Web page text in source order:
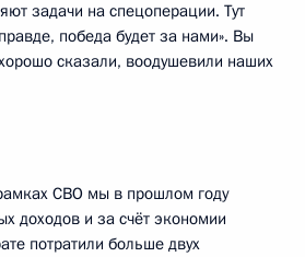
задачи на спецоперации. Тут
победа будет за нами». Вы
сказали, воодушевили наших
СВО мы в прошлом году
доходов и за счёт экономии
потратили больше двух